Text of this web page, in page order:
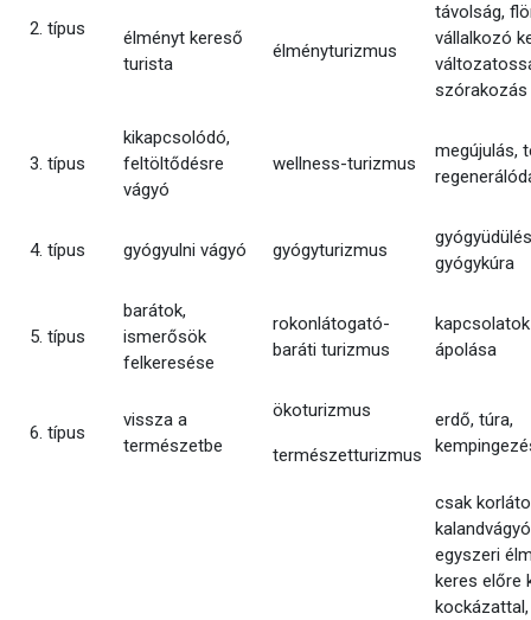
2. típus
élményt kereső
turista
élményturizmus
távolság,
vállalkozó
szórakozás
3. típus
kikapcsolódó,
feltöltődésre
vágyó
wellness-turizmus
megújulás,
4. típus gyógyulni vágyó gyógyturizmus
gyógykúra
5. típus
barátok,
ismerősök
felkeresése
rokonlátogató-
baráti turizmus
kapcsolatok
ápolása
6. típus
vissza a
természetbe
ökoturizmus
természetturizmus
erdő, túra,
csak
egyszeri
keres előre
kockázattal,